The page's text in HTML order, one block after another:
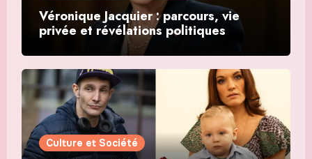
Véronique Jacquier : parcours, vie
privée et révélations politiques
Culture et Société